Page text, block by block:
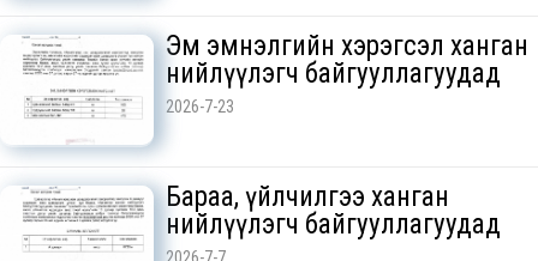
Эм эмнэлгийн хэрэгсэл ханган
нийлүүлэгч байгууллагуудад
2026-7-23
Бараа, үйлчилгээ ханган
нийлүүлэгч байгууллагуудад